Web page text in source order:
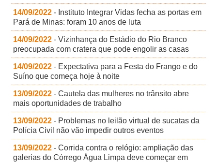
14/09/2022 - Instituto Integrar Vidas fecha as portas em
Pará de Minas: foram 10 anos de luta
14/09/2022 - Vizinhança do Estádio do Rio Branco
preocupada com cratera que pode engolir as casas
14/09/2022 - Expectativa para a Festa do Frango e do
Suíno que começa hoje à noite
13/09/2022 - Cautela das mulheres no trânsito abre
mais oportunidades de trabalho
13/09/2022 - Problemas no leilão virtual de sucatas da
Polícia Civil não vão impedir outros eventos
13/09/2022 - Corrida contra o relógio: ampliação das
galerias do Córrego Água Limpa deve começar em